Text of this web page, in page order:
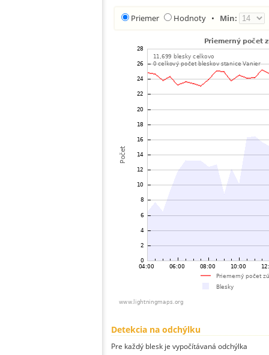
Priemer Hodnoty • Min:
Detekcia na odchýlku
Pre každý blesk je vypočítávaná odchýlka